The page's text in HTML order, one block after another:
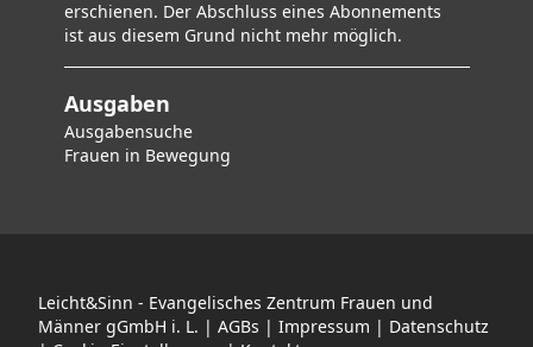
erschienen. Der Abschluss eines Abonnements
ist aus diesem Grund nicht mehr möglich.
Ausgaben
Ausgabensuche
Frauen in Bewegung
Leicht&Sinn - Evangelisches Zentrum Frauen und
Männer gGmbH i. L. | AGBs | Impressum | Datenschutz